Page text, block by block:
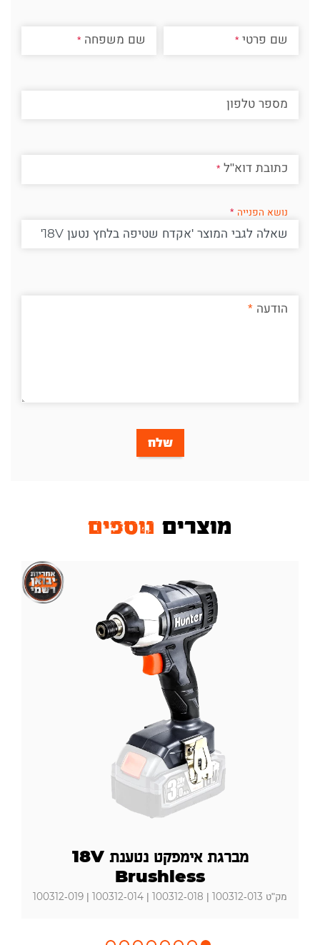
שם פרטי שם משפחה
מספר טלפון
כתובת דוא"ל
נושא הפנייה
הודעה
שלח
מוצרים נוספים
מברגת אימפקט נטענת 18V
Brushless
מק"ט 100312-013 | 100312-018 | 100312-014 | 100312-019